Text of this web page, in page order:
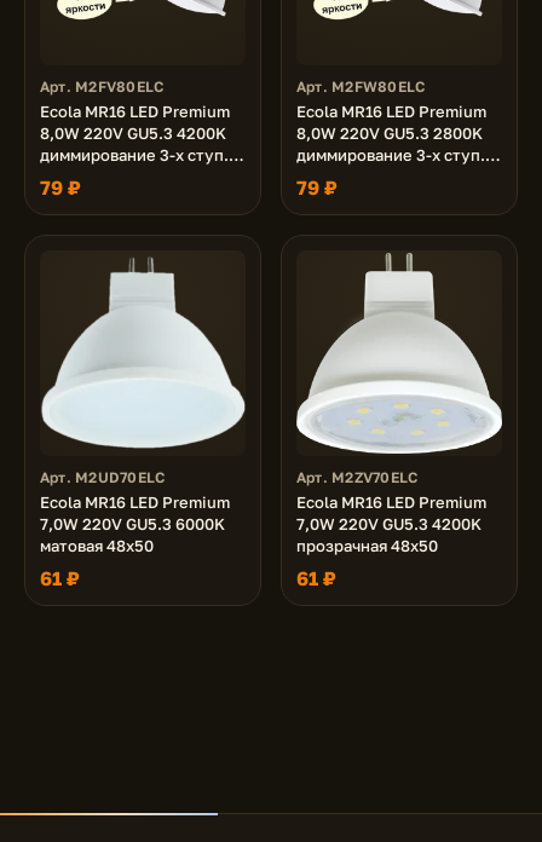
Арт. M2FV80ELC
Ecola MR16 LED Premium
8,0W 220V GU5.3 4200K
диммирование 3-х ступ.
(100% -50% - 10% )
матовая 48x50
79 ₽
Арт. M2FW80ELC
Ecola MR16 LED Premium
8,0W 220V GU5.3 2800K
диммирование 3-х ступ.
(100% -50% - 10% )
матовая 48x50
79 ₽
Арт. M2UD70ELC
Ecola MR16 LED Premium
7,0W 220V GU5.3 6000K
матовая 48x50
61 ₽
Арт. M2ZV70ELC
Ecola MR16 LED Premium
7,0W 220V GU5.3 4200K
прозрачная 48x50
61 ₽